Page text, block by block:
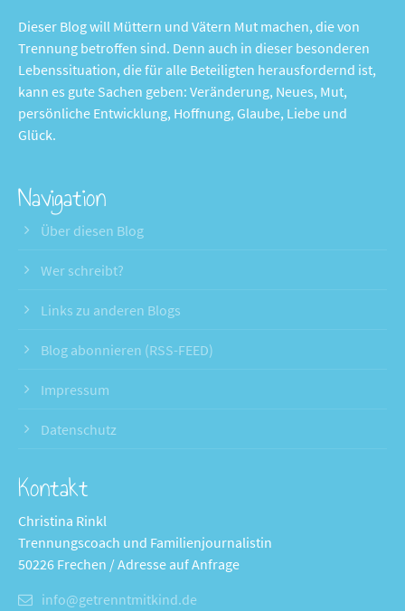
Dieser Blog will Müttern und Vätern Mut machen, die von
Trennung betroffen sind. Denn auch in dieser besonderen
Lebenssituation, die für alle Beteiligten herausfordernd ist,
kann es gute Sachen geben: Veränderung, Neues, Mut,
persönliche Entwicklung, Hoffnung, Glaube, Liebe und
Glück.
Navigation
Über diesen Blog
Wer schreibt?
Links zu anderen Blogs
Blog abonnieren (RSS-FEED)
Impressum
Datenschutz
Kontakt
Christina Rinkl
Trennungscoach und Familienjournalistin
50226 Frechen / Adresse auf Anfrage
info@getrenntmitkind.de